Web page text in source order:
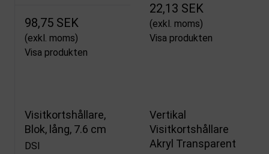
98,75 SEK
(exkl. moms)
Visa produkten
22,13 SEK
(exkl. moms)
Visa produkten
Visitkortshållare,
Blok, lång, 7.6 cm
DSI
Vertikal
Visitkortshållare
Akryl Transparent